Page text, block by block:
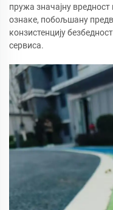
пружа значајну
ознаке, побољшану
конзистенцију
сервиса.